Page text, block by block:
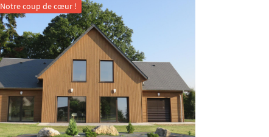
Notre coup de cœur !